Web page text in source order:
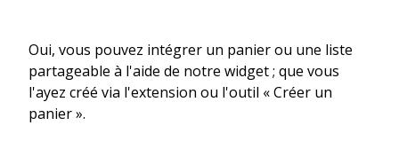
Oui, vous pouvez intégrer un panier ou une liste
partageable à l'aide de notre widget ; que vous
l'ayez créé via l'extension ou l'outil « Créer un
panier ».